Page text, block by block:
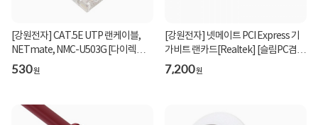
[강원전자] CAT.5E UTP 랜케이블,
NETmate, NMC-U503G [다이렉트/
연선] [그레이/0.3m...
530원
[강원전자] 넷메이트 PCI Express 기
가비트 랜카드[Realtek] [슬림PC겸
용] [NM-PL11 ]...
7,200원